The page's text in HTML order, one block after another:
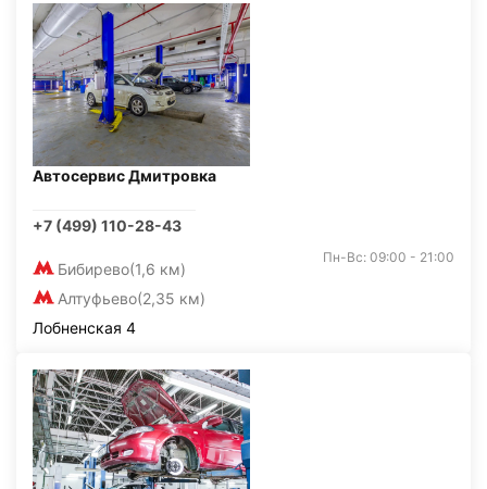
Автосервис Дмитровка
+7 (499) 110-28-43
Бибирево(1,6 км)
Алтуфьево(2,35 км)
Пн-Вс: 09:00 - 21:00
Лобненская 4